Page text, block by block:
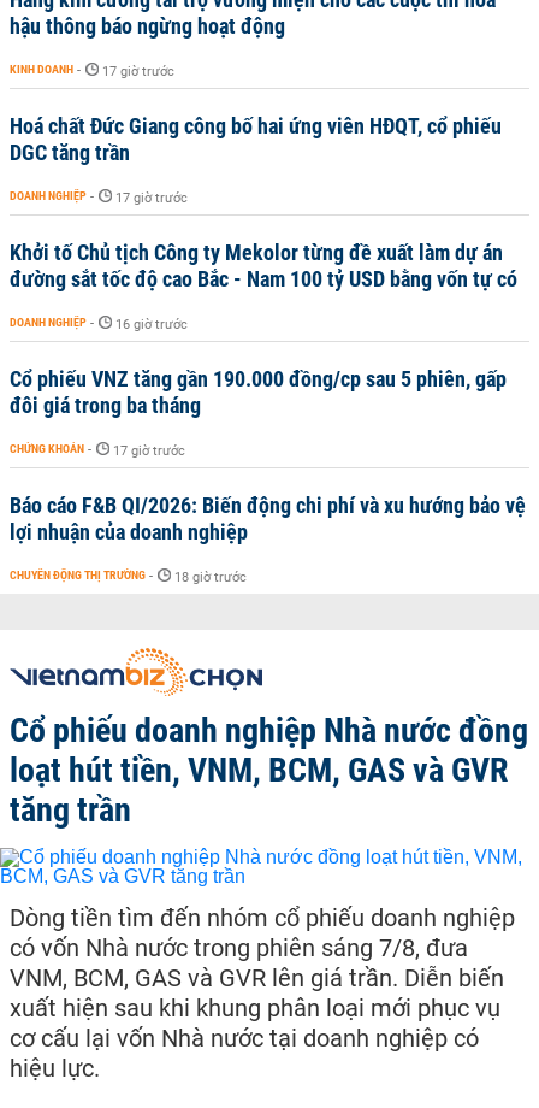
hậu thông báo ngừng hoạt động
KINH DOANH - 17 giờ trước
Hoá chất Đức Giang công bố hai ứng viên HĐQT, cổ phiếu
DGC tăng trần
DOANH NGHIỆP - 17 giờ trước
Khởi tố Chủ tịch Công ty Mekolor từng đề xuất làm dự án
đường sắt tốc độ cao Bắc - Nam 100 tỷ USD bằng vốn tự có
DOANH NGHIỆP - 16 giờ trước
Cổ phiếu VNZ tăng gần 190.000 đồng/cp sau 5 phiên, gấp
đôi giá trong ba tháng
CHỨNG KHOÁN - 17 giờ trước
Báo cáo F&B QI/2026: Biến động chi phí và xu hướng bảo vệ
lợi nhuận của doanh nghiệp
CHUYỂN ĐỘNG THỊ TRƯỜNG - 18 giờ trước
Cổ phiếu doanh nghiệp Nhà nước đồng
loạt hút tiền, VNM, BCM, GAS và GVR
tăng trần
Dòng tiền tìm đến nhóm cổ phiếu doanh nghiệp
có vốn Nhà nước trong phiên sáng 7/8, đưa
VNM, BCM, GAS và GVR lên giá trần. Diễn biến
xuất hiện sau khi khung phân loại mới phục vụ
cơ cấu lại vốn Nhà nước tại doanh nghiệp có
hiệu lực.